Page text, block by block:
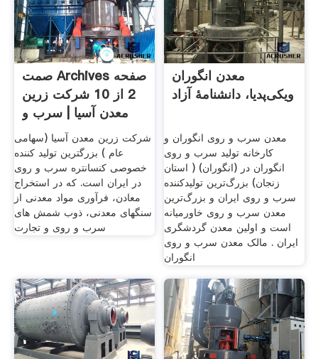
صمت Archives صفحه
2 از 10 شرکت زرین
معدن آسیا | سرب و
روی
شرکت زرین معدن آسیا (سهامی
عام ) بزرگترین تولید کننده
خصوصی کنسانتره سرب و روی
در ایران است. که در استخراج
معادن، فرآوری مواد معدنی از
سنگهای معدنی، ذوب شمش های
سرب و روی و تجارت
معدن انگوران
ویکی‌پدیا، دانشنامهٔ آزاد
معدن سرب و روی انگوران و
کارخانه تولید سرب و روی
انگوران در (انگوران) ( استان
زنجان) بزرگ‌ترین تولیدکننده
سرب و روی ایران و بزرگ‌ترین
معدن سرب و روی خاورمیانه
است و اولین معدن گردشگری
ایران . مالک معدن سرب و روی
انگوران